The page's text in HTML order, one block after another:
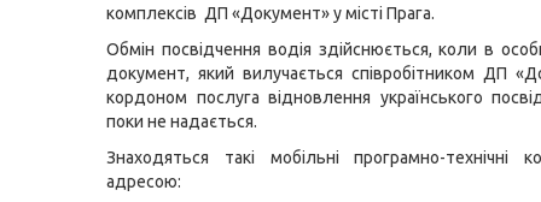
комплексів ДП «Документ» у місті Прага.
Обмін посвідчення водія здійснюється, коли в
документ, який вилучається співробітником ДП
кордоном послуга відновлення українського
поки не надається.
Знаходяться такі мобільні програмно-технічні
адресою: